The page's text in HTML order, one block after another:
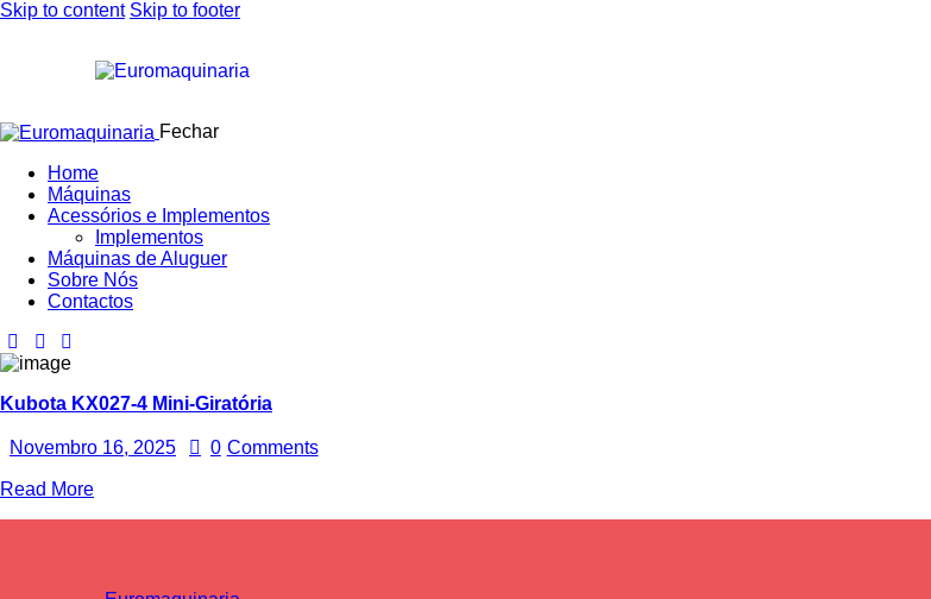
Skip to content Skip to footer
Fechar
Home
Máquinas
Acessórios e Implementos
Implementos
Máquinas de Aluguer
Sobre Nós
Contactos
Kubota KX027-4 Mini-Giratória
Novembro 16, 2025 0 Comments
Read More